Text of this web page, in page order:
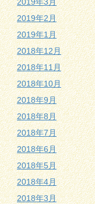
2019年3月
2019年2月
2019年1月
2018年12月
2018年11月
2018年10月
2018年9月
2018年8月
2018年7月
2018年6月
2018年5月
2018年4月
2018年3月